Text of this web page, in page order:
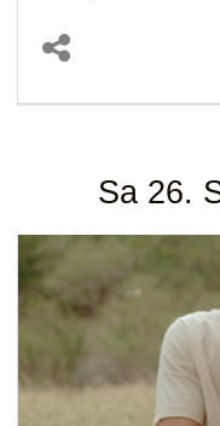
Sa 26.